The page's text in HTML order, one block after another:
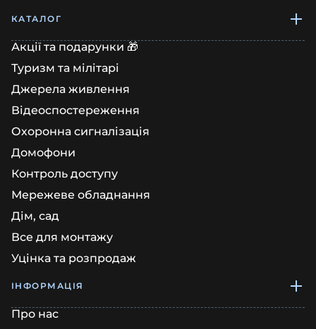
КАТАЛОГ
Акції та подарунки 🎁
Туризм та мілітарі
Джерела живлення
Відеоспостереження
Охоронна сигналізація
Домофони
Контроль доступу
Мережеве обладнання
Дім, сад
Все для монтажу
Уцінка та розпродаж
ІНФОРМАЦІЯ
Про нас